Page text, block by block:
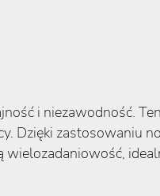
i niezawodność.
Dzięki zastosowaniu
wielozadaniowość,